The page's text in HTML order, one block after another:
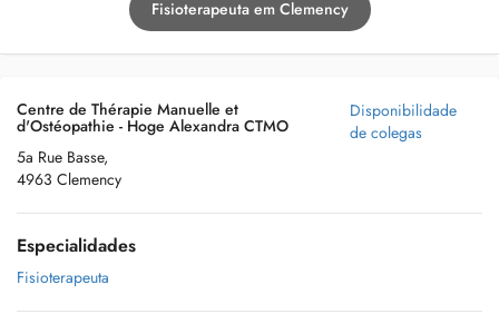
Fisioterapeuta em Clemency
Centre de Thérapie Manuelle et
d'Ostéopathie - Hoge Alexandra CTMO
5a Rue Basse,
4963 Clemency
Disponibilidade
de colegas
Especialidades
Fisioterapeuta